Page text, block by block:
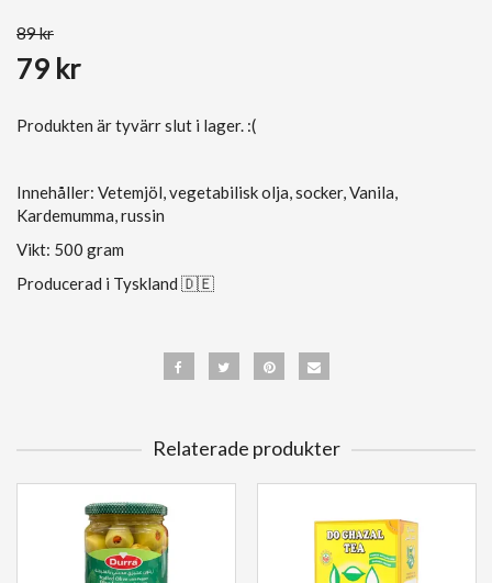
89 kr
79 kr
Produkten är tyvärr slut i lager. :(
Innehåller: Vetemjöl, vegetabilisk olja, socker, Vanila,
Kardemumma, russin
Vikt: 500 gram
Producerad i Tyskland 🇩🇪
Relaterade produkter